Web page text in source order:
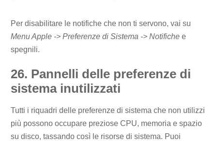
Per disabilitare le notifiche che non ti servono, vai su
Menu Apple -> Preferenze di Sistema -> Notifiche e
spegnili.
26. Pannelli delle preferenze di
sistema inutilizzati
Tutti i riquadri delle preferenze di sistema che non utilizzi
più possono occupare preziose CPU, memoria e spazio
su disco, tassando così le risorse di sistema. Puoi